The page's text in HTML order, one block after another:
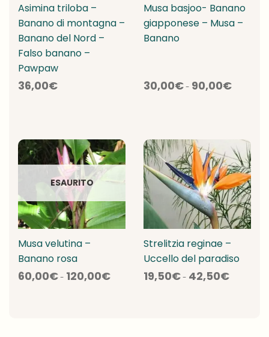
Asimina triloba –
Banano di montagna –
Banano del Nord –
Falso banano –
Pawpaw
36,00€
Musa basjoo- Banano
giapponese – Musa –
Banano
30,00€- 90,00€di
ESAURITO
Musa velutina –
Banano rosa
60,00€- 120,00€di
Strelitzia reginae –
Uccello del paradiso
19,50€- 42,50€di